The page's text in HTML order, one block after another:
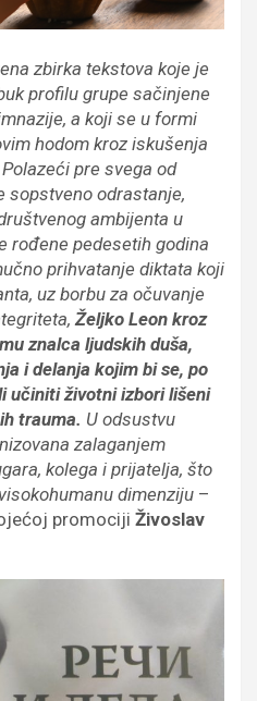
zbirka tekstova koje je
profilu grupe sačinjene
a koji se u formi
hodom kroz iskušenja
pre svega od
sopstveno odrastanje,
ambijenta u
rođene pedesetih godina
prihvatanje diktata koji
uz borbu za očuvanje
Željko Leon kroz
znalca ljudskih duša,
i delanja kojim bi se, po
učiniti životni izbori lišeni
trauma. U odsustvu
zalaganjem
kolega i prijatelja, što
dimenziju –
promociji Živoslav